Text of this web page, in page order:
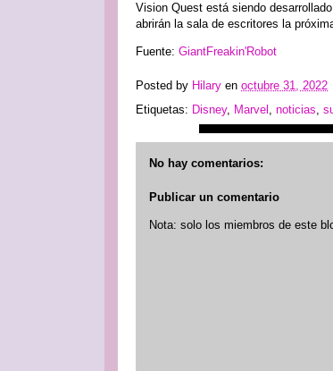
Vision Quest está siendo
abrirán la sala de escritores la
Fuente: GiantFreakin'Robot
Posted by Hilary en octubre 31, 2022
Etiquetas: Disney, Marvel noticias
No hay comentarios:
Publicar un comentario
Nota: solo los miembros de este